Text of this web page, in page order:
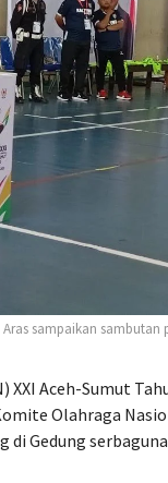
sampaikan sambutan
XXI Aceh-Sumut
Olahraga
di Gedung